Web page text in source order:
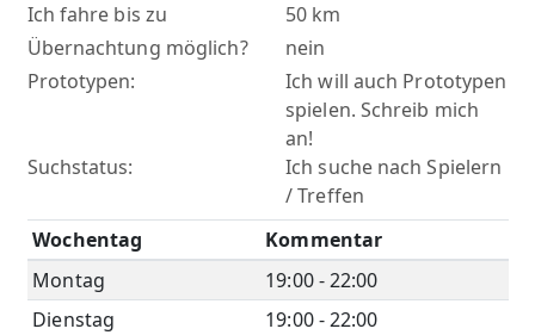
Ich fahre bis zu
50 km
Übernachtung möglich?
nein
Prototypen:
Ich will auch Prototypen
spielen. Schreib mich
an!
Suchstatus:
Ich suche nach Spielern
/ Treffen
Wochentag
Kommentar
Montag
19:00 - 22:00
Dienstag
19:00 - 22:00